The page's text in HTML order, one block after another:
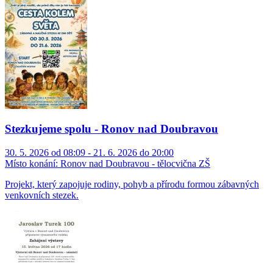
Stezkujeme spolu - Ronov nad Doubravou
30. 5. 2026 od 08:09 - 21. 6. 2026 do 20:00
Místo konání: Ronov nad Doubravou - tělocvična ZŠ
Projekt, který zapojuje rodiny, pohyb a přírodu formou zábavných
venkovních stezek.